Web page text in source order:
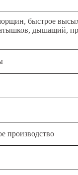
быстрое
дышащий,
производство